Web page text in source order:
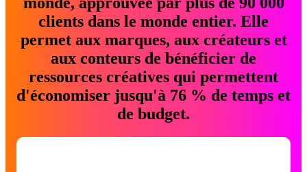
clients dans le monde entier. Elle
permet aux marques, aux créateurs et
aux conteurs de bénéficier de
ressources créatives qui permettent
d'économiser jusqu'à 76 % de temps et
de budget.